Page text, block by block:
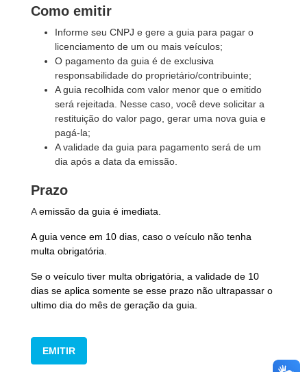
Como emitir
Informe seu CNPJ e gere a guia para pagar o
licenciamento de um ou mais veículos;
O pagamento da guia é de exclusiva
responsabilidade do proprietário/contribuinte;
A guia recolhida com valor menor que o emitido
será rejeitada. Nesse caso, você deve solicitar a
restituição do valor pago, gerar uma nova guia e
pagá-la;
A validade da guia para pagamento será de um
dia após a data da emissão.
Prazo
Aemissão da guia é imediata.
A guia vence em 10 dias, caso o veículo não tenha
multa obrigatória.
Se o veículo tiver multa obrigatória, a validade de 10
dias se aplica somente se esse prazo não ultrapassar o
ultimo dia do mês de geração da guia.
EMITIR